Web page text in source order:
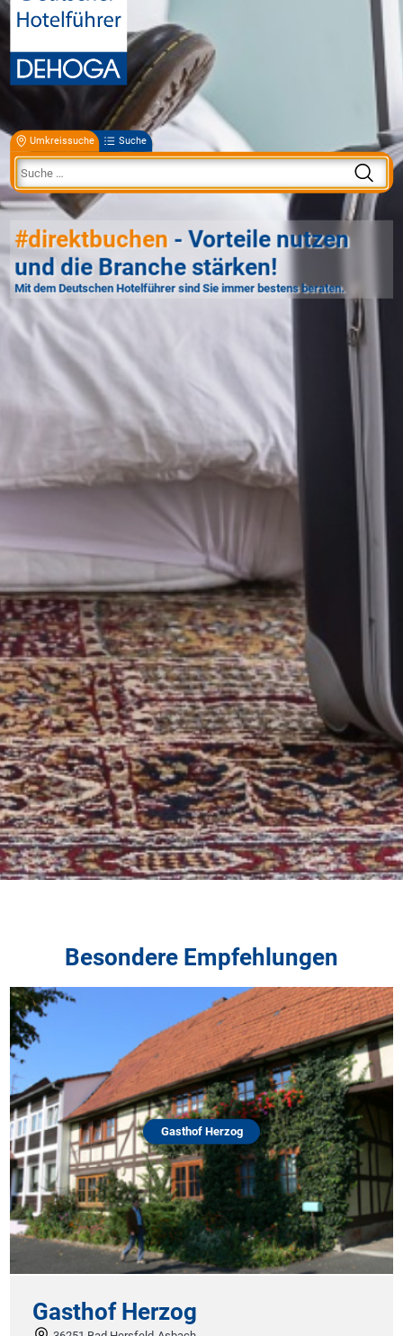
Umkreissuche Suche
#direktbuchen - Vorteile nutzen
und die Branche stärken!
Mit dem Deutschen Hotelführer sind Sie immer bestens beraten.
Besondere Empfehlungen
Gasthof Herzog
Gasthof Herzog